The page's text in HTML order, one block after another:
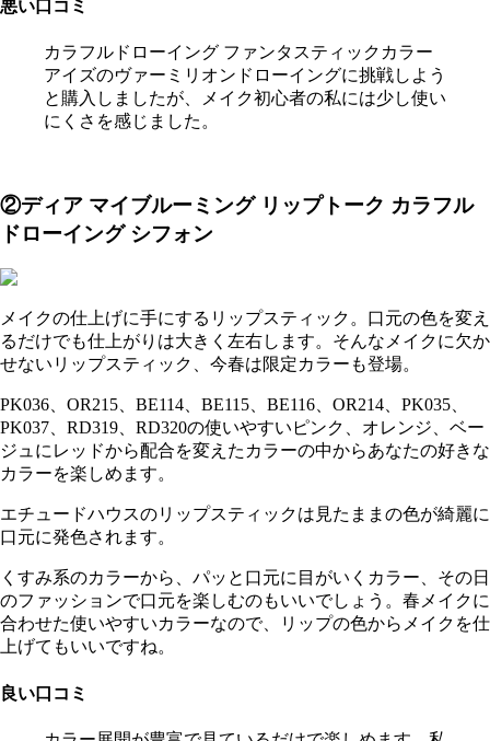
悪い口コミ
カラフルドローイング ファンタスティックカラー
アイズのヴァーミリオンドローイングに挑戦しよう
と購入しましたが、メイク初心者の私には少し使い
にくさを感じました。
②ディア マイブルーミング リップトーク カラフル
ドローイング シフォン
メイクの仕上げに手にするリップスティック。口元の色を変え
るだけでも仕上がりは大きく左右します。そんなメイクに欠か
せないリップスティック、今春は限定カラーも登場。
PK036、OR215、BE114、BE115、BE116、OR214、PK035、
PK037、RD319、RD320の使いやすいピンク、オレンジ、ベー
ジュにレッドから配合を変えたカラーの中からあなたの好きな
カラーを楽しめます。
エチュードハウスのリップスティックは見たままの色が綺麗に
口元に発色されます。
くすみ系のカラーから、パッと口元に目がいくカラー、その日
のファッションで口元を楽しむのもいいでしょう。春メイクに
合わせた使いやすいカラーなので、リップの色からメイクを仕
上げてもいいですね。
良い口コミ